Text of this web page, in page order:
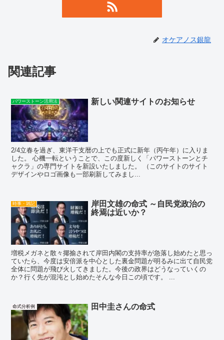
オケアノス銀龍
関連記事
パワーストーン活用法 新しい関連サイトのお知らせ
2/4立春を過ぎ、東洋干支暦の上でも正式に新年（丙午年）に入りま
した。 心機一転ということで、この度新しく「パワーストーンとチ
ャクラ」の専門サイトを新設いたしました。 （このサイトのサイト
デザインやロゴ画像も一部刷新してみまし...
時事・雑記
岸田文雄の命式 ～自民党政治の
終焉は近いか？
増税メガネと散々揶揄されて岸田内閣の支持率が急落し始めたと思っ
ていたら、今度は安倍派を中心とした裏金問題が明るみに出て自民党
全体に問題が飛び火してきました。今後の政界はどうなっていくの
か？行く先が混沌とし始めたそんな今日この頃です。 ...
命式分析例 田中圭さんの命式